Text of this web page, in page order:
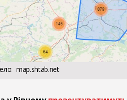
map.shtab.net